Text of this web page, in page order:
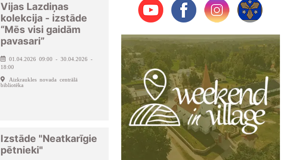
Vijas Lazdiņas
kolekcija - izstāde
“Mēs visi gaidām
pavasari”
01.04.2026 09:00 - 30.04.2026 -
18:00
Aizkraukles novada centrālā
bibliotēka
Izstāde "Neatkarīgie
pētnieki"